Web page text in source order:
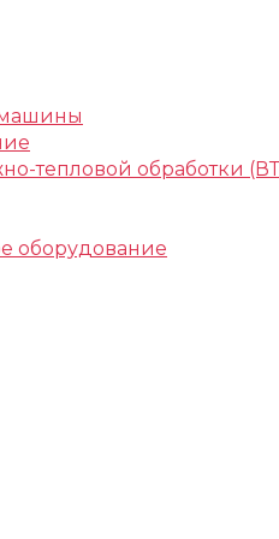
тепловой обработки
оборудование